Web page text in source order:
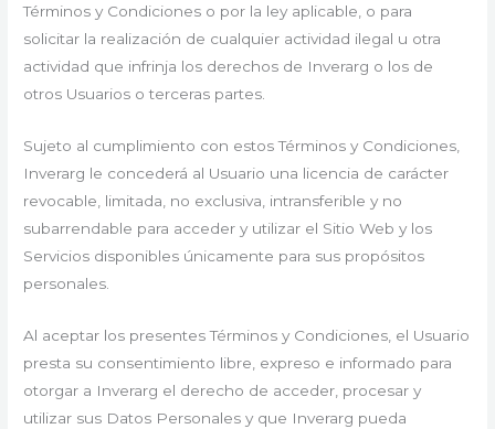
Términos y Condiciones o por la ley aplicable, o para
solicitar la realización de cualquier actividad ilegal u otra
actividad que infrinja los derechos de Inverarg o los de
otros Usuarios o terceras partes.
Sujeto al cumplimiento con estos Términos y Condiciones,
Inverarg le concederá al Usuario una licencia de carácter
revocable, limitada, no exclusiva, intransferible y no
subarrendable para acceder y utilizar el Sitio Web y los
Servicios disponibles únicamente para sus propósitos
personales.
Al aceptar los presentes Términos y Condiciones, el Usuario
presta su consentimiento libre, expreso e informado para
otorgar a Inverarg el derecho de acceder, procesar y
utilizar sus Datos Personales y que Inverarg pueda